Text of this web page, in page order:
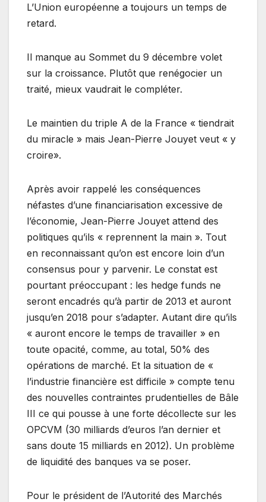
L’Union européenne a toujours un temps de
retard.
Il manque au Sommet du 9 décembre volet
sur la croissance. Plutôt que renégocier un
traité, mieux vaudrait le compléter.
Le maintien du triple A de la France « tiendrait
du miracle » mais Jean-Pierre Jouyet veut « y
croire».
Après avoir rappelé les conséquences
néfastes d’une financiarisation excessive de
l’économie, Jean-Pierre Jouyet attend des
politiques qu’ils « reprennent la main ». Tout
en reconnaissant qu’on est encore loin d’un
consensus pour y parvenir. Le constat est
pourtant préoccupant : les hedge funds ne
seront encadrés qu’à partir de 2013 et auront
jusqu’en 2018 pour s’adapter. Autant dire qu’ils
« auront encore le temps de travailler » en
toute opacité, comme, au total, 50% des
opérations de marché. Et la situation de «
l’industrie financière est difficile » compte tenu
des nouvelles contraintes prudentielles de Bâle
III ce qui pousse à une forte décollecte sur les
OPCVM (30 milliards d’euros l’an dernier et
sans doute 15 milliards en 2012). Un problème
de liquidité des banques va se poser.
Pour le président de l’Autorité des Marchés